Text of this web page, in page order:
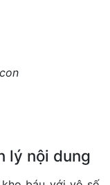
lý nội dung